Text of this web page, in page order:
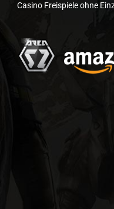
Casino Freispiele ohne